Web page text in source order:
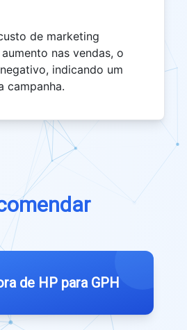
de marketing
nas vendas, o
indicando um
campanha.
de HP para GPH